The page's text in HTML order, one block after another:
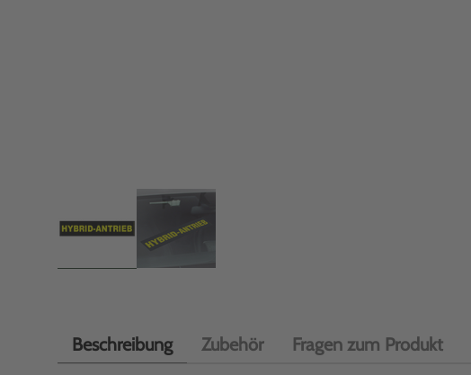
Beschreibung Zubehör Fragen zum Produkt